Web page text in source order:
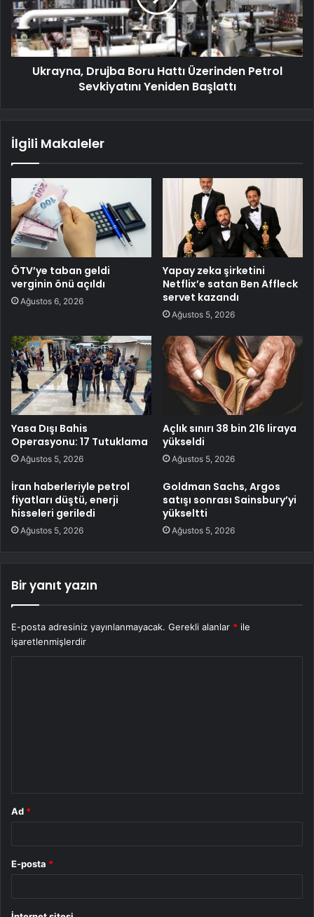
Ukrayna, Drujba Boru Hattı Üzerinden Petrol
Sevkiyatını Yeniden Başlattı
İlgili Makaleler
ÖTV’ye taban geldi
verginin önü açıldı
Ağustos 6, 2026
Yapay zeka şirketini
Netflix’e satan Ben Affleck
servet kazandı
Ağustos 5, 2026
Yasa Dışı Bahis
Operasyonu: 17 Tutuklama
Ağustos 5, 2026
Açlık sınırı 38 bin 216 liraya
yükseldi
Ağustos 5, 2026
İran haberleriyle petrol
fiyatları düştü, enerji
hisseleri geriledi
Ağustos 5, 2026
Goldman Sachs, Argos
satışı sonrası Sainsbury’yi
yükseltti
Ağustos 5, 2026
Bir yanıt yazın
E-posta adresiniz yayınlanmayacak. Gerekli alanlar * ile
işaretlenmişlerdir
Ad *
E-posta *